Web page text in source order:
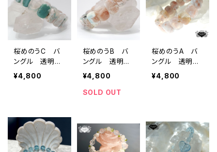
桜めのうC バ
ングル 透明
感 ミントグリ
ーン 桜ピンク
¥4,800
桜めのうB バ
ングル 透明
感 桜ピンク＆
ミントグリーン
¥4,800
SOLD OUT
桜めのうA バ
ングル 透明
感 桜ピンク
¥4,800